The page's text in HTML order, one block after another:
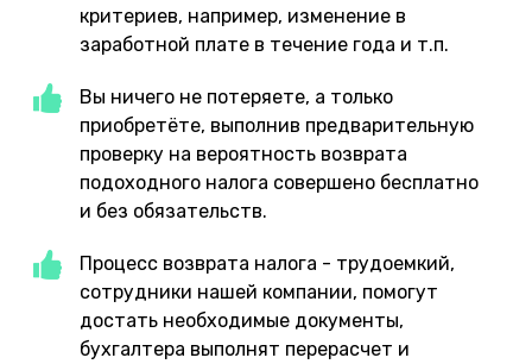
критериев, например, изменение в
заработной плате в течение года и т.п.
Вы ничего не потеряете, а только
приобретёте, выполнив предварительную
проверку на вероятность возврата
подоходного налога совершено бесплатно
и без обязательств.
Процесс возврата налога - трудоемкий,
сотрудники нашей компании, помогут
достать необходимые документы,
бухгалтера выполнят перерасчет и